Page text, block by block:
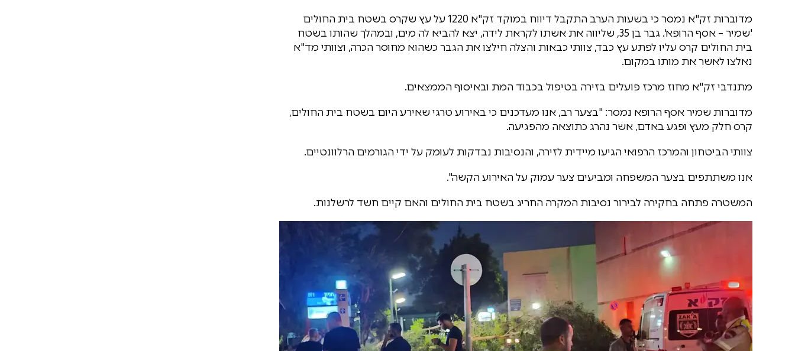
מדוברות זק"א נמסר כי בשעות הערב התקבל דיווח במוקד זק"א 1220 על עץ שקרס בשטח בית החולים
'שמיר – אסף הרופא'. גבר בן 35, שליווה את אשתו לקראת לידה, יצא להביא לה מים, ובמהלך שהותו בשטח
בית החולים קרס עליו לפתע עץ כבד, צוותי כבאות והצלה חילצו את הגבר כשהוא מחוסר הכרה, וצוותי מד"א
נאלצו לאשר את מותו במקום.
מתנדבי זק"א מחוז מרכז פועלים בזירה בטיפול בכבוד המת ובאיסוף הממצאים.
מדוברות שמיר אסף הרופא נמסר: "בצער רב, אנו מעדכנים כי באירוע טרגי שאירע היום בשטח בית החולים,
קרס חלק מעץ ופגע באדם, אשר נהרג כתוצאה מהפגיעה.
צוותי הביטחון והמרכז הרפואי הגיעו מיידית לזירה, והנסיבות נבדקות לעומק על ידי הגורמים הרלוונטיים.
אנו משתתפים בצער המשפחה ומביעים צער עמוק על האירוע הקשה".
המשטרה פתחה בחקירה לבירור נסיבות המקרה החריג בשטח בית החולים והאם קיים חשד לרשלנות.